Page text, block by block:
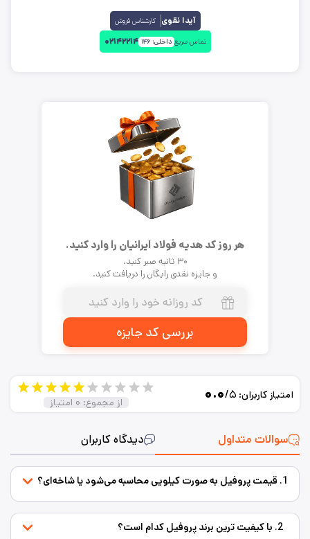
آیدا نقوی کارشناس فروش
تماس سریع داخلی:۱۴۶ ۰۲۱۴۲۲۱۴
هر روز کد هدیه فولاد ایرانیان را وارد کنید.
۳۰ ثانیه صبر کنید.
و جایزه نقدی رایگان را دریافت کنید.
بررسی کد جایزه
سوالات متداول دیدگاه کاربران
امتیاز کاربران: ۰.۰/۵
از مجموع: ۰ امتیاز
1. قیمت پروفیل به صورت کیلویی محاسبه می‌شود یا شاخه‌ای؟